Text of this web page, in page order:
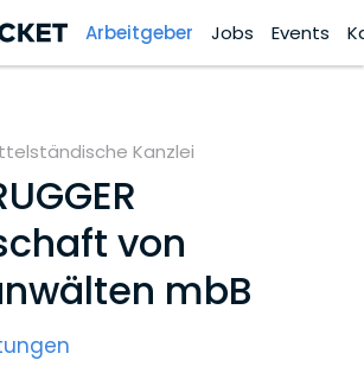
Arbeitgeber Jobs Events
Kanzlei
von
mbB